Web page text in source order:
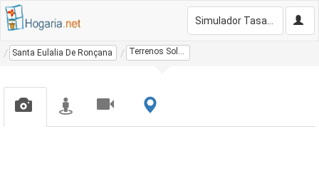
Santa Eulalia De Ronçana Terrenos Solares